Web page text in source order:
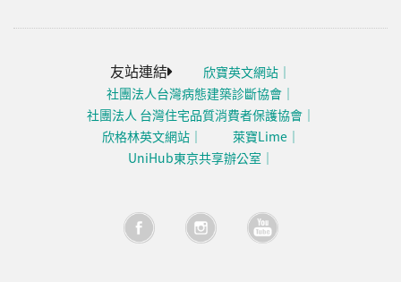
友站連結
欣寶英文網站
社團法人台灣病態建築診斷協會
社團法人 台灣住宅品質消費者保護協會
欣格林英文網站
萊寶Lime
UniHub東京共享辦公室